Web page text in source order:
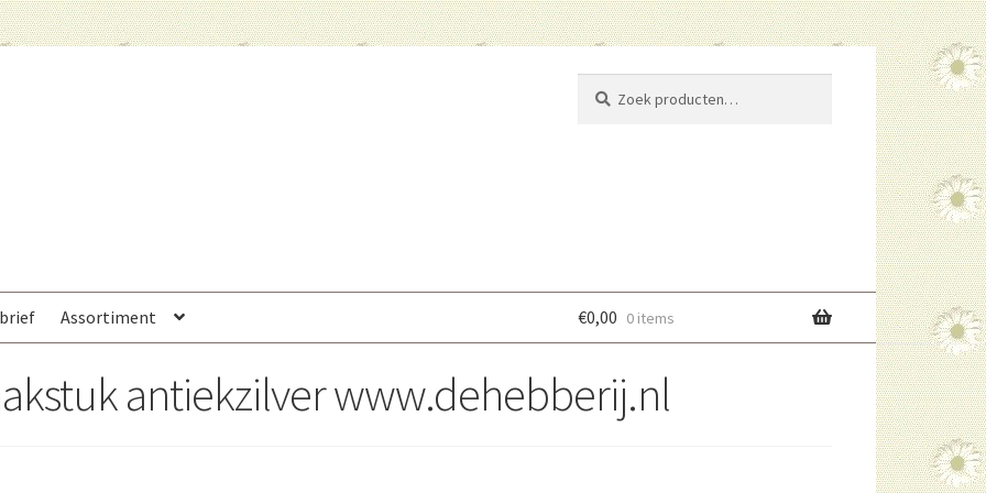
naar:
Assortiment €0,00 0 items
antiekzilver www.dehebberij.nl